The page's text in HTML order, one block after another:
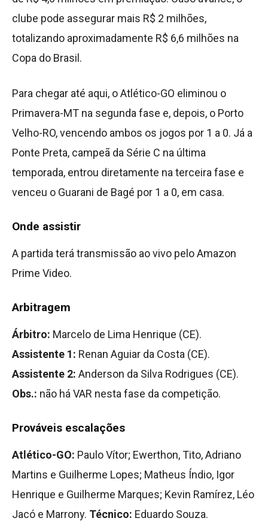
clube pode assegurar mais R$ 2 milhões,
totalizando aproximadamente R$ 6,6 milhões na
Copa do Brasil.
Para chegar até aqui, o Atlético-GO eliminou o
Primavera-MT na segunda fase e, depois, o Porto
Velho-RO, vencendo ambos os jogos por 1 a 0. Já a
Ponte Preta, campeã da Série C na última
temporada, entrou diretamente na terceira fase e
venceu o Guarani de Bagé por 1 a 0, em casa.
Onde assistir
A partida terá transmissão ao vivo pelo Amazon
Prime Video.
Arbitragem
Árbitro: Marcelo de Lima Henrique (CE).
Assistente 1: Renan Aguiar da Costa (CE).
Assistente 2: Anderson da Silva Rodrigues (CE).
Obs.: não há VAR nesta fase da competição.
Prováveis escalações
Atlético-GO: Paulo Vítor; Ewerthon, Tito, Adriano
Martins e Guilherme Lopes; Matheus Índio, Igor
Henrique e Guilherme Marques; Kevin Ramírez, Léo
Jacó e Marrony. Técnico: Eduardo Souza.